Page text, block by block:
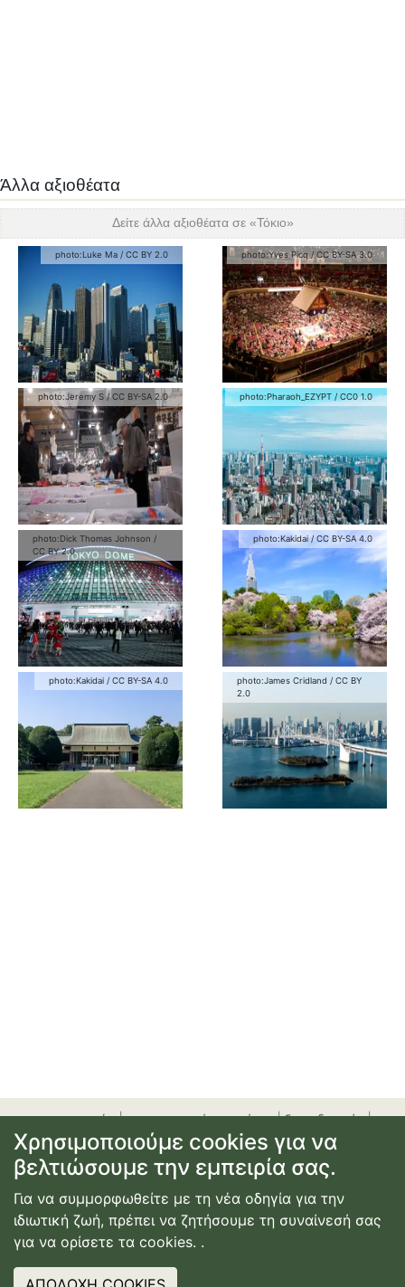
Άλλα αξιοθέατα
Δείτε άλλα αξιοθέατα σε «Τόκιο»
photo:Luke Ma / CC BY 2.0 photo:Yves Picq /CC BY-SA 3.0
photo:Jeremy S /CC BY-SA 2.0 photo:Pharaoh_EZYPT / CC0 1.0
photo:Dick Thomas Johnson /
CC BY 2.0
photo:Kakidai / CC BY-SA 4.0
photo:Kakidai / CC BY-SA 4.0 photo:James Cridland / CC BY
2.0
προσφορές|αεροπορικά εισιτήρια|ξενοδοχεία|
ενοικίαση αυτοκινήτου|ακτοπλοϊκά εισιτήρια|
ή σύνδεση| επικοινωνία | όροι χρήσης|πολιτική
απορρήτου
© Copyright2026 Κατασκευή Ιστοσελίδας
Webdimension
Χρησιμοποιούμε cookies για να
βελτιώσουμε την εμπειρία σας.
Για να συμμορφωθείτε με τη νέα οδηγία για την
ιδιωτική ζωή, πρέπει να ζητήσουμε τη συναίνεσή σας
για να ορίσετε τα cookies. .